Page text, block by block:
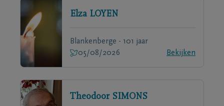
Elza LOYEN
Blankenberge - 101 jaar
05/08/2026
Bekijken
Theodoor SIMONS